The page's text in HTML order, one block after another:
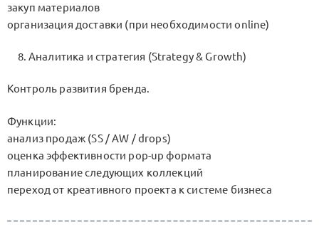
закуп материалов
организация доставки (при необходимости online)
Аналитика и стратегия (Strategy & Growth)
Контроль развития бренда.
Функции:
анализ продаж (SS / AW / drops)
оценка эффективности pop-up формата
планирование следующих коллекций
переход от креативного проекта к системе бизнеса